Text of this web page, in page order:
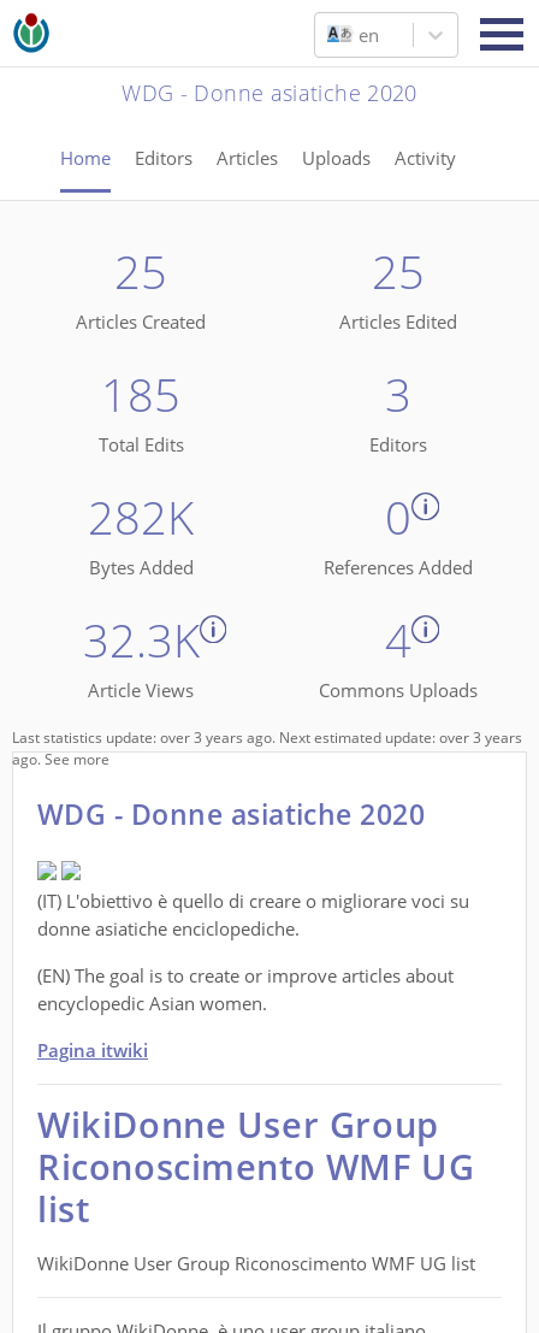
en
WDG - Donne asiatiche 2020
Home Editors Articles Uploads Activity
25
Articles Created
25
Articles Edited
185
Total Edits
3
Editors
282K
Bytes Added
0
References Added
32.3K
Article Views
4
Commons Uploads
Last statistics update: over 3 years ago. Next estimated update: over 3 years
ago.See more
WDG - Donne asiatiche 2020
(IT) L'obiettivo è quello di creare o migliorare voci su
donne asiatiche enciclopediche.
(EN) The goal is to create or improve articles about
encyclopedic Asian women.
Pagina itwiki
WikiDonne User Group
Riconoscimento WMF UG
list
WikiDonne User Group Riconoscimento WMF UG list